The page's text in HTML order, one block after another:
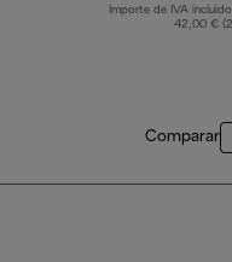
Importe de IVA
42,00 €
Comparar